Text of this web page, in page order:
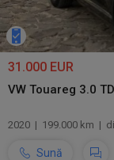
31.000 EUR
VW Touareg 3.0
2020 | 199.000 km |
Sună